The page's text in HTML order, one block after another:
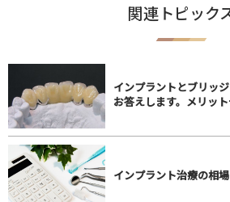
関連トピック
インプラントとブリッ
お答えします。メリッ
インプラント治療の相場